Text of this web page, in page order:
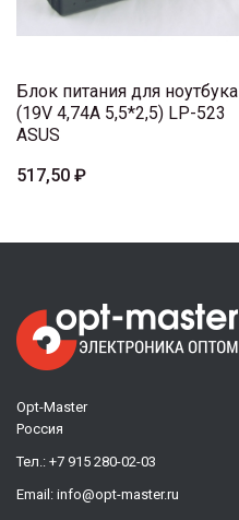
Блок питания для ноутбука
(19V 4,74A 5,5*2,5) LP-523
ASUS
517,50 ₽
Opt-Master
Россия
Тел.: +7 915 280-02-03
Email: info@opt-master.ru